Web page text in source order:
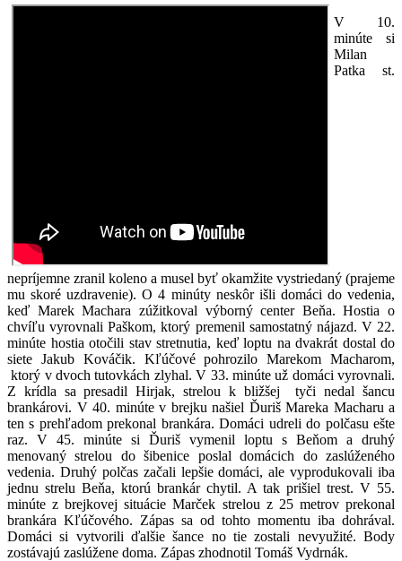
V 10.
minúte si
Milan
Patka st.
nepríjemne zranil koleno a musel byť okamžite vystriedaný (prajeme
mu skoré uzdravenie). O 4 minúty neskôr išli domáci do vedenia,
keď Marek Machara zúžitkoval výborný center Beňa. Hostia o
chvíľu vyrovnali Paškom, ktorý premenil samostatný nájazd. V 22.
minúte hostia otočili stav stretnutia, keď loptu na dvakrát dostal do
siete Jakub Kováčik. Kľúčové pohrozilo Marekom Macharom,
ktorý v dvoch tutovkách zlyhal. V 33. minúte už domáci vyrovnali.
Z krídla sa presadil Hirjak, strelou k bližšej tyči nedal šancu
brankárovi. V 40. minúte v brejku našiel Ďuriš Mareka Macharu a
ten s prehľadom prekonal brankára. Domáci udreli do polčasu ešte
raz. V 45. minúte si Ďuriš vymenil loptu s Beňom a druhý
menovaný strelou do šibenice poslal domácich do zaslúženého
vedenia. Druhý polčas začali lepšie domáci, ale vyprodukovali iba
jednu strelu Beňa, ktorú brankár chytil. A tak prišiel trest. V 55.
minúte z brejkovej situácie Marček strelou z 25 metrov prekonal
brankára Kľúčového. Zápas sa od tohto momentu iba dohrával.
Domáci si vytvorili ďalšie šance no tie zostali nevyužité. Body
zostávajú zaslúžene doma. Zápas zhodnotil Tomáš Vydrnák.